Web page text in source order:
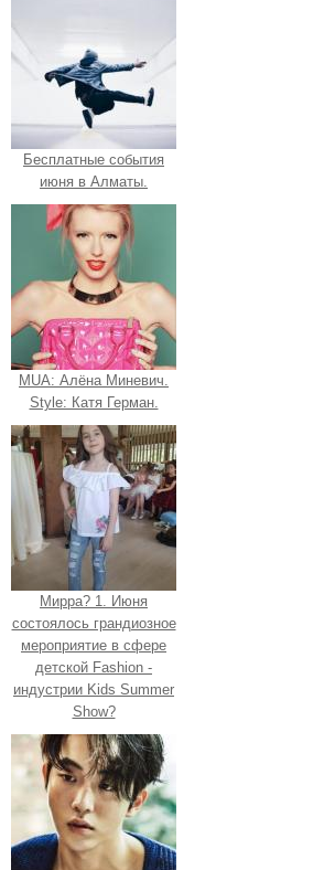
Бесплатные события
июня в Алматы.
MUA: Алёна Миневич.
Style: Катя Герман.
Мирра? 1. Июня
состоялось грандиозное
мероприятие в сфере
детской Fashion -
индустрии Kids Summer
Show?